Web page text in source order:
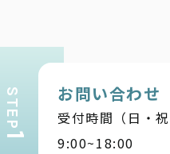
STEP
1
お問い合わせ
受付時間（日・祝
9:00~18:00